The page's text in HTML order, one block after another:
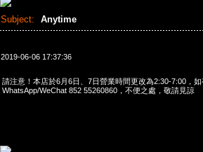
Subject: Anytime
2019-06-06 17:37:36
請注意！本店於6月6日、7日營業時間更改為2:30-7:00，
WhatsApp/WeChat 852 55260860，不便之處，敬請見諒